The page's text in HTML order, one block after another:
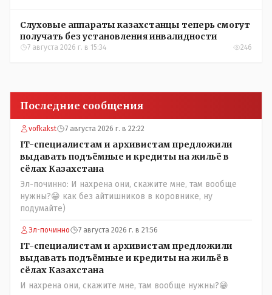
Слуховые аппараты казахстанцы теперь смогут
получать без установления инвалидности
7 августа 2026 г. в 15:34 246
Последние сообщения
vofkakst 7 августа 2026 г. в 22:22
IT-специалистам и архивистам предложили
выдавать подъёмные и кредиты на жильё в
сёлах Казахстана
Эл-починно: И нахрена они, скажите мне, там вообще
нужны?😁 как без айтишников в коровнике, ну
подумайте)
Эл-починно 7 августа 2026 г. в 21:56
IT-специалистам и архивистам предложили
выдавать подъёмные и кредиты на жильё в
сёлах Казахстана
И нахрена они, скажите мне, там вообще нужны?😁